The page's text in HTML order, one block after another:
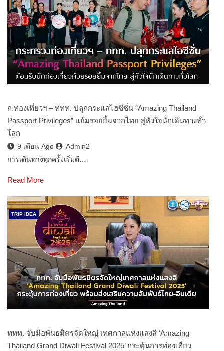
ก.ท่องเที่ยวฯ – ททท. ปลุกกระแสไฮซีซั่น “Amazing Thailand
Passport Privileges” แย้มรอยยิ้มจากไทย สู่หัวใจนักเดินทางทั่ว
โลก
9 เดือน Ago
Admin2
การเดินทางทุกครั้งเริ่มต้…
Read More
TRIP IDEA
ททท. จับมือพันธมิตรจัดใหญ่ เทศกาลแห่งแสงสี ‘Amazing
Thailand Grand Diwali Festival 2025’ กระตุ้นการท่องเที่ยว